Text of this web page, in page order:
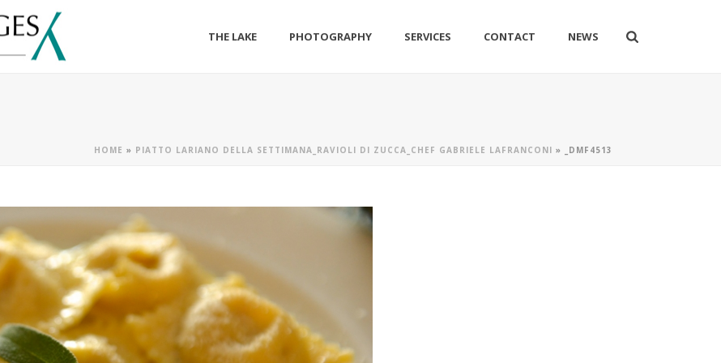
THE LAKE PHOTOGRAPHY SERVICES CONTACT NEWS
HOME » PIATTO LARIANO DELLA SETTIMANA_RAVIOLI DI ZUCCA_CHEF GABRIELE LAFRANCONI » _DMF4513